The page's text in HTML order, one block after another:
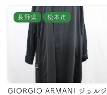
長野県 松本市
GIORGIO ARMANI ジョルジ